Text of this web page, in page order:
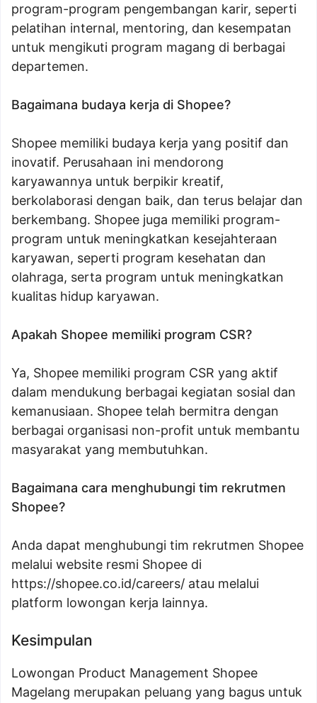
program-program pengembangan karir, seperti
pelatihan internal, mentoring, dan kesempatan
untuk mengikuti program magang di berbagai
departemen.
Bagaimana budaya kerja di Shopee?
Shopee memiliki budaya kerja yang positif dan
inovatif. Perusahaan ini mendorong
karyawannya untuk berpikir kreatif,
berkolaborasi dengan baik, dan terus belajar dan
berkembang. Shopee juga memiliki program-
program untuk meningkatkan kesejahteraan
karyawan, seperti program kesehatan dan
olahraga, serta program untuk meningkatkan
kualitas hidup karyawan.
Apakah Shopee memiliki program CSR?
Ya, Shopee memiliki program CSR yang aktif
dalam mendukung berbagai kegiatan sosial dan
kemanusiaan. Shopee telah bermitra dengan
berbagai organisasi non-profit untuk membantu
masyarakat yang membutuhkan.
Bagaimana cara menghubungi tim rekrutmen
Shopee?
Anda dapat menghubungi tim rekrutmen Shopee
melalui website resmi Shopee di
https://shopee.co.id/careers/ atau melalui
platform lowongan kerja lainnya.
Kesimpulan
Lowongan Product Management Shopee
Magelang merupakan peluang yang bagus untuk